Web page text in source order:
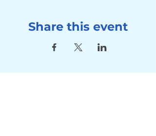
Share this event